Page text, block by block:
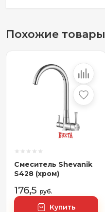
Похожие товары
Смеситель Shevanik
S428 (хром)
176,5 руб.
Купить